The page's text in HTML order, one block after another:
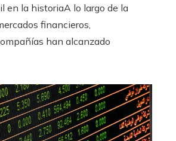
en la historiaA lo largo de la
financieros,
han alcanzado